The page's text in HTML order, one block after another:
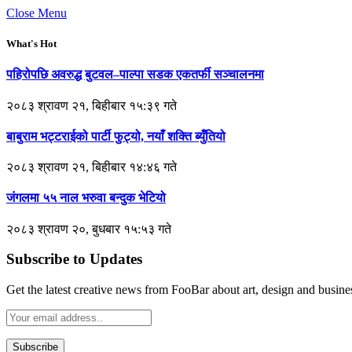
Close Menu
What's Hot
पहिरोपछि अवरुद्ध बुटवल–पाल्पा सडक एकतर्फी सञ्चालनमा
२०८३ श्रावण २१, बिहीबार १५:३९ गते
बाबुराम भट्टराईको पार्टी फुट्यो, नयाँ शक्ति ब्युँतियो
२०८३ श्रावण २१, बिहीबार १४:४६ गते
जंगलमा ५५ नाल भरुवा बन्दुक भेटियो
२०८३ श्रावण २०, बुधबार १५:५३ गते
Subscribe to Updates
Get the latest creative news from FooBar about art, design and